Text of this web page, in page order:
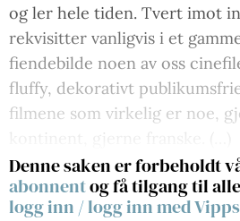
og ler hele tiden. Tvert imot
rekvisitter vanligvis i et
fiendebilde noen av oss
fluffy, dekorativt
filmene som virkelig er noe,
kontinent, gjerne franske. (…)
Denne saken er forbeholdt
abonnentog få tilgang til
logg inn /logg inn med Vipps